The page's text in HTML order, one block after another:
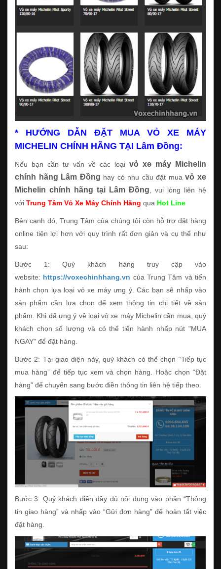
* HƯỚNG DẪN ĐẶT MUA VỎ XE MÁY
MICHELIN CHÍNH HÃNG TẠI Lâm Đồng:
Nếu bạn cần tư vấn về các loại vỏ xe máy Michelin
chính hãng Lâm Đồng hay có nhu cầu đặt muavỏ xe
Michelin chính hãng tại Lâm Đồng, vui lòng liên hệ
với Trung Tâm Vỏ Xe Máy Chính Hãng qua Hot Line
Bên cạnh đó, Trung Tâm của chúng tôi còn hỗ trợ đặt hàng
online tiện lợi hơn với quy trình rất đơn giản và cụ thể như
sau:
Bước 1: Quý khách hàng truy cập vào
website: https://voxechinhhang.vn của Trung Tâm và tiến
hành chọn lựa loại vỏ xe máy ưng ý. Các bạn sẽ nhấp vào
sản phẩm cần lựa chọn để xem thông tin chi tiết về sản
phẩm. Khi đã ưng ý về loại vỏ xe máy Michelin cần mua, quý
khách chọn số lượng và có thể tiến hành nhấp nút "MUA
NGAY" để đặt hàng.
Bước 2: Tại giao diện này, quý khách có thể chọn “Tiếp tục
mua hàng” để tiếp tục xem và chọn hàng. Hoặc chọn “Đặt
hàng” để chuyển sang bước điền thông tin liên hệ tiếp theo.
Bước 3: Quý khách điền đầy đủ nội dung vào phần “Thông
tin giao hàng” và nhấp vào “Gửi đơn hàng” để hoàn tất việc
đặt hàng.